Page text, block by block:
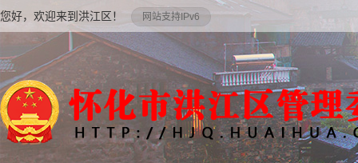
您好，欢迎来到洪江区！ 网站支持IPv6